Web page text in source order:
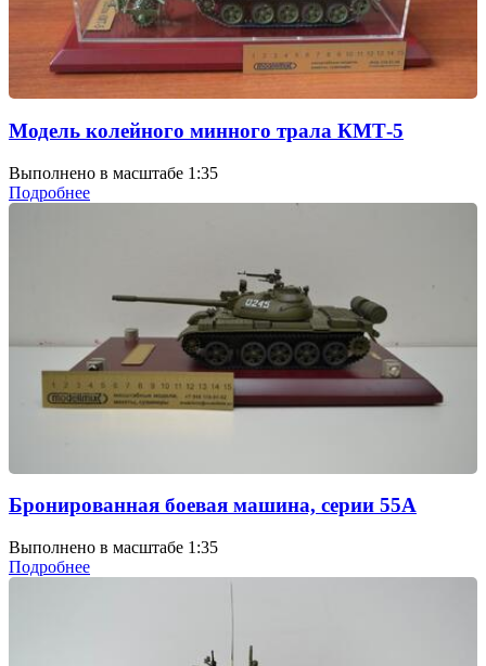
Модель колейного минного трала КМТ-5
Выполнено в масштабе 1:35
Подробнее
Бронированная боевая машина, серии 55А
Выполнено в масштабе 1:35
Подробнее